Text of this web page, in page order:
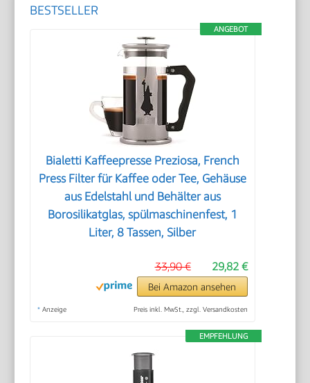
BESTSELLER
ANGEBOT
Bialetti Kaffeepresse Preziosa, French
Press Filter für Kaffee oder Tee, Gehäuse
aus Edelstahl und Behälter aus
Borosilikatglas, spülmaschinenfest, 1
Liter, 8 Tassen, Silber
29,82 €
33,90 €
Bei Amazon ansehen
* Anzeige Preis inkl. MwSt., zzgl. Versandkosten
EMPFEHLUNG